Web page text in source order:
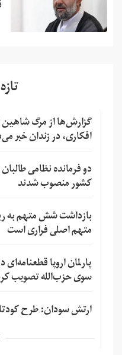
گزارش‌ها از مرگ
افکاری، در زندان خبر
دو فرمانده نظامی
کشور منصوب شدند
بازداشت شش متهم به
متهم اصلی فراری است
پارلمان اروپا
سوی حزب‌الله تصویب
ارتش سودان: طرح